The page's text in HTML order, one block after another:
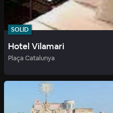
SOLID
Hotel Vilamari
Plaça Catalunya